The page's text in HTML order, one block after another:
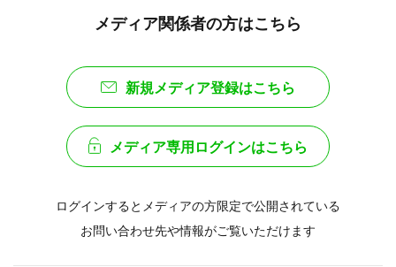
メディア関係者の方はこちら
新規メディア登録はこちら
メディア専用ログインはこちら
ログインするとメディアの方限定で公開されている
お問い合わせ先や情報がご覧いただけます